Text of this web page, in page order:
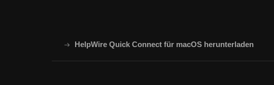
HelpWire Quick Connect für macOS herunterladen